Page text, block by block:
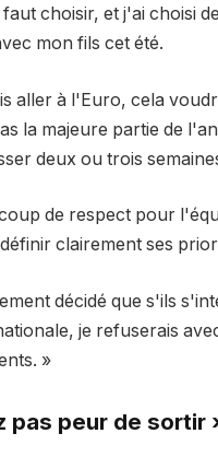
choisir, et j'ai choisi
mon fils cet été.
aller à l'Euro, cela
la majeure partie de
deux ou trois
de respect pour
clairement ses
décidé que s'ils
je refuserais
»
pas peur de sortir